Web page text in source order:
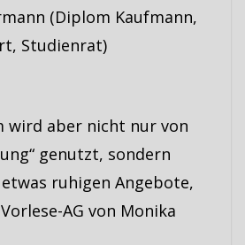
(Diplom Kaufmann,
Studienrat)
wird aber nicht nur von
genutzt, sondern
ruhigen Angebote,
AG von Monika